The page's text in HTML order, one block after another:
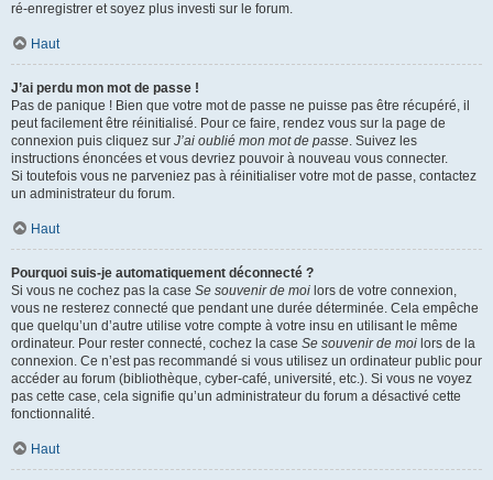
ré-enregistrer et soyez plus investi sur le forum.
Haut
J’ai perdu mon mot de passe !
Pas de panique ! Bien que votre mot de passe ne puisse pas être récupéré, il
peut facilement être réinitialisé. Pour ce faire, rendez vous sur la page de
connexion puis cliquez sur J’ai oublié mon mot de passe. Suivez les
instructions énoncées et vous devriez pouvoir à nouveau vous connecter.
Si toutefois vous ne parveniez pas à réinitialiser votre mot de passe, contactez
un administrateur du forum.
Haut
Pourquoi suis-je automatiquement déconnecté ?
Si vous ne cochez pas la case Se souvenir de moi lors de votre connexion,
vous ne resterez connecté que pendant une durée déterminée. Cela empêche
que quelqu’un d’autre utilise votre compte à votre insu en utilisant le même
ordinateur. Pour rester connecté, cochez la case Se souvenir de moi lors de la
connexion. Ce n’est pas recommandé si vous utilisez un ordinateur public pour
accéder au forum (bibliothèque, cyber-café, université, etc.). Si vous ne voyez
pas cette case, cela signifie qu’un administrateur du forum a désactivé cette
fonctionnalité.
Haut